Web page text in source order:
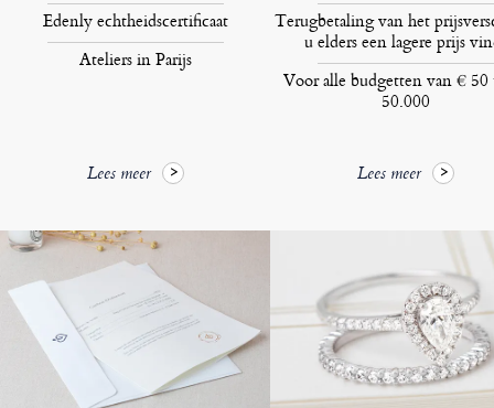
Edenly echtheidscertificaat
Ateliers in Parijs
Lees meer
Terugbetaling van het
u elders een lagere prijs
Voor alle budgetten van €
50.000
Lees meer